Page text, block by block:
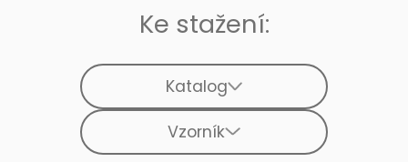
Ke stažení:
Katalog
Vzorník